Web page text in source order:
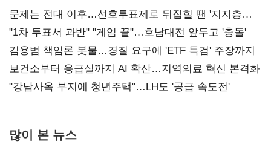
문제는 전대 이후…선호투표제로 뒤집힐 땐 '지지층
불복'
"1차 투표서 과반" "게임 끝"…호남대전 앞두고 '충돌'
김용범 책임론 봇물…경질 요구에 'ETF 특검' 주장까지
보건소부터 응급실까지 AI 확산…지역의료 혁신 본격화
"강남사옥 부지에 청년주택"…LH도 '공급 속도전'
많이 본 뉴스